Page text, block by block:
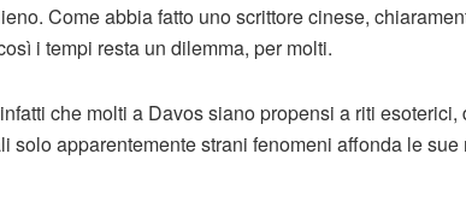
Come abbia fatto uno scrittore cinese,
i tempi resta un dilemma, per molti.
che molti a Davos siano propensi a riti
solo apparentemente strani fenomeni affonda le